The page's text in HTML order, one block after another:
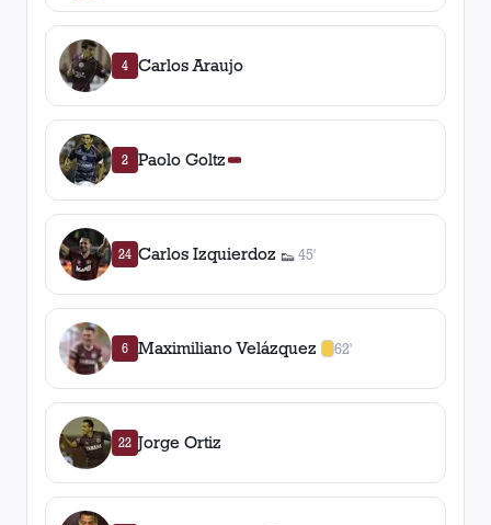
4 Carlos Araujo
2 Paolo Goltz
24 Carlos Izquierdoz 👟
1asistencia
45'
6 Maximiliano Velázquez 62'
1amarilla
22 Jorge Ortiz